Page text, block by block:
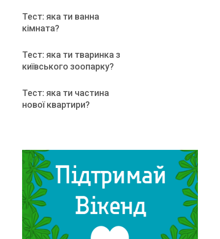
Тест: яка ти ванна
кімната?
Тест: яка ти тваринка з
київського зоопарку?
Тест: яка ти частина
нової квартири?